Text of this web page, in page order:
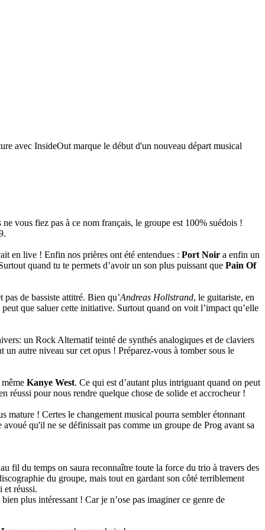
avec InsideOut marque le début d'un nouveau départ musical
ne vous fiez pas à ce nom français, le groupe est 100% suédois !
en live ! Enfin nos prières ont été entendues : Port Noir a enfin un
quand tu te permets d’avoir un son plus puissant que Pain Of
de bassiste attitré. Bien qu’Andreas Hollstrand, le guitariste, en
que saluer cette initiative. Surtout quand on voit l’impact qu’elle
un Rock Alternatif teinté de synthés analogiques et de claviers
autre niveau sur cet opus ! Préparez-vous à tomber sous le
Kanye West. Ce qui est d’autant plus intriguant quand on peut
réussi pour nous rendre quelque chose de solide et accrocheur !
mature ! Certes le changement musical pourra sembler étonnant
qu'il ne se définissait pas comme un groupe de Prog avant sa
fil du temps on saura reconnaître toute la force du trio à travers des
du groupe, mais tout en gardant son côté terriblement
et réussi.
plus intéressant ! Car je n’ose pas imaginer ce genre de